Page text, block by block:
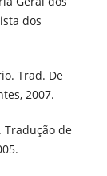
dos
Trad. De
2007.
Tradução de